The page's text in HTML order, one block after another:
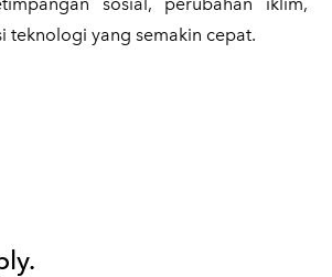
teknologi yang semakin cepat.